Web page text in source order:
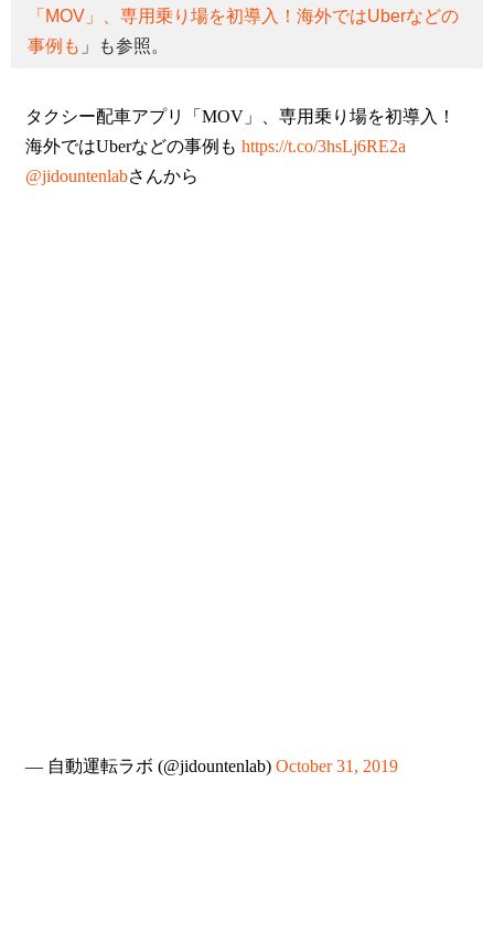
「MOV」、専用乗り場を初導入！海外ではUberなどの
事例も 」も参照。
タクシー配車アプリ「MOV」、専用乗り場を初導入！
海外ではUberなどの事例も https://t.co/3hsLj6RE2a
@jidountenlabさんから
— 自動運転ラボ (@jidountenlab) October 31, 2019